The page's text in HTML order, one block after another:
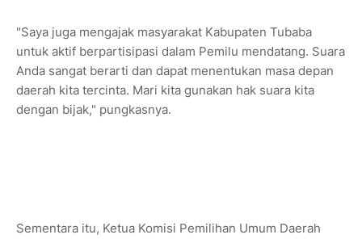
"Saya juga mengajak masyarakat Kabupaten Tubaba
untuk aktif berpartisipasi dalam Pemilu mendatang. Suara
Anda sangat berarti dan dapat menentukan masa depan
daerah kita tercinta. Mari kita gunakan hak suara kita
dengan bijak," pungkasnya.
Sementara itu, Ketua Komisi Pemilihan Umum Daerah